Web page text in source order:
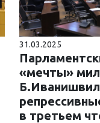
31.03.2025
«мечты»
в третьем